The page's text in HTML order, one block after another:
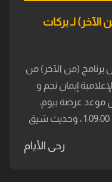
لـ بركات
برنامج (من الآخر) من
إيمان نجم و
موعد عرضة بيوم،
رحى الأيام